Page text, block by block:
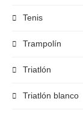
Tenis
Trampolín
Triatlón
Triatlón blanco